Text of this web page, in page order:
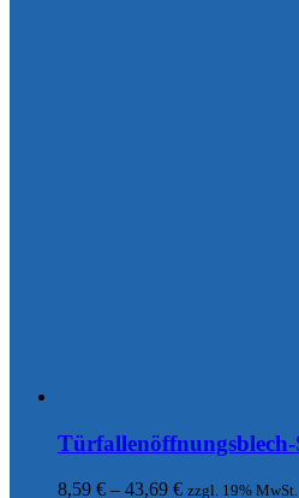
Türfallenöffnungsblech-
8,59 € – 43,69 € zzgl. 19% MwSt.